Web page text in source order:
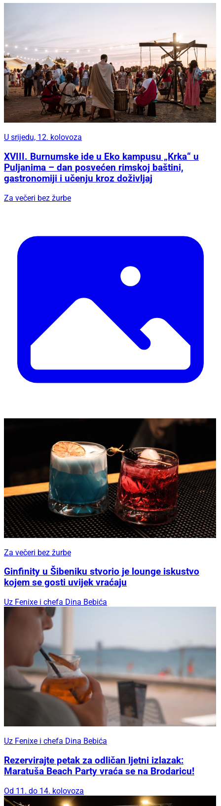
U srijedu, 12. kolovoza
XVIII. Burnumske ide u Eko kampusu „Krka“ u
Puljanima – dan posvećen rimskoj baštini,
gastronomiji i učenju kroz doživljaj
Za večeri bez žurbe
Za večeri bez žurbe
Ginfinity u Šibeniku stvorio je lounge iskustvo
kojem se gosti uvijek vraćaju
Uz Fenixe i chefa Dina Bebića
Uz Fenixe i chefa Dina Bebića
Rezervirajte petak za odličan ljetni izlazak:
Maratuša Beach Party vraća se na Brodaricu!
Od 11. do 14. kolovoza